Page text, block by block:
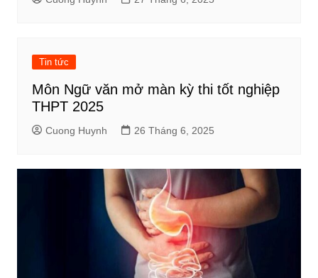
Tin tức
Môn Ngữ văn mở màn kỳ thi tốt nghiệp
THPT 2025
Cuong Huynh 26 Tháng 6, 2025